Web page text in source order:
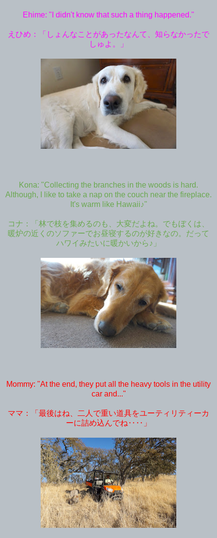
Ehime: "I didn't know that such a thing happened."
えひめ：「しょんなことがあったなんて、知らなかったで
しゅよ。」
Kona: "Collecting the branches in the woods is hard.
Although, I like to take a nap on the couch near the fireplace.
It's warm like Hawaii♪"
コナ：「林で枝を集めるのも、大変だよね。でもぼくは、
暖炉の近くのソファーでお昼寝するのが好きなの。だって
ハワイみたいに暖かいから♪」
Mommy: "At the end, they put all the heavy tools in the utility
car and..."
ママ：「最後はね、二人で重い道具をユーティリティーカ
ーに詰め込んでね‥‥」